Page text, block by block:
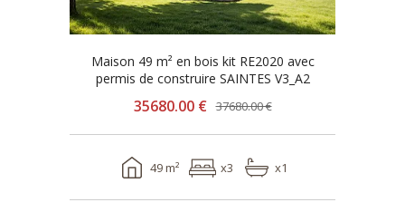
Maison 49 m² en bois kit RE2020 avec
permis de construire SAINTES V3_A2
35680.00 € 37680.00 €
49 m² x3 x1